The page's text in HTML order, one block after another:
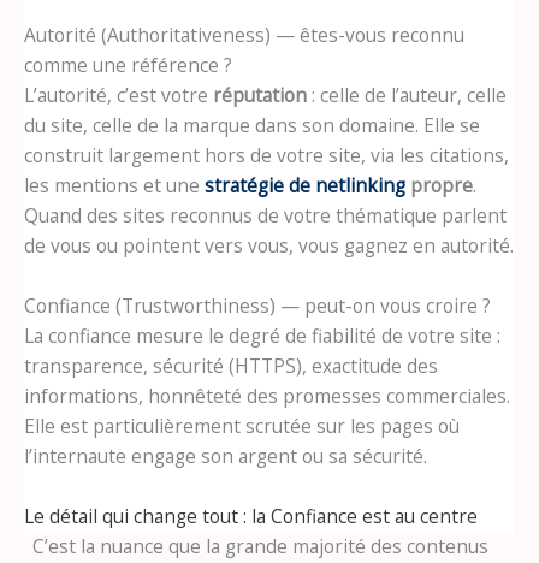
Autorité (Authoritativeness) — êtes-vous reconnu
comme une référence ?
L’autorité, c’est votre réputation : celle de l’auteur, celle
du site, celle de la marque dans son domaine. Elle se
construit largement hors de votre site, via les citations,
les mentions et une stratégie de netlinking propre.
Quand des sites reconnus de votre thématique parlent
de vous ou pointent vers vous, vous gagnez en autorité.
Confiance (Trustworthiness) — peut-on vous croire ?
La confiance mesure le degré de fiabilité de votre site :
transparence, sécurité (HTTPS), exactitude des
informations, honnêteté des promesses commerciales.
Elle est particulièrement scrutée sur les pages où
l’internaute engage son argent ou sa sécurité.
Le détail qui change tout : la Confiance est au centre
C’est la nuance que la grande majorité des contenus